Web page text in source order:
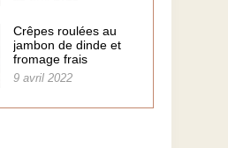
Crêpes roulées au
jambon de dinde et
fromage frais
9 avril 2022